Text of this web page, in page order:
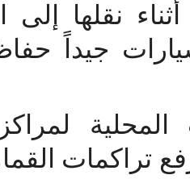
نقلها إلى
جيداً
القمامة